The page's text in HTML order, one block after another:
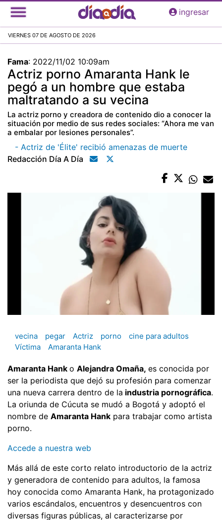
Pasar
al
principal
ingresar
VIERNES 07 DE AGOSTO DE 2026
Fama: 2022/11/02 10:09am
Actriz porno Amaranta Hank le
pegó a un hombre que estaba
maltratando a su vecina
La actriz porno y creadora de contenido dio a conocer la
situación por medio de sus redes sociales: “Ahora me van
a embalar por lesiones personales”.
- Actriz de 'Élite' recibió amenazas de muerte
Redacción Día A Día
vecina pegar Actriz porno
cine para adultos
Víctima
Amaranta Hank
Amaranta Hank o Alejandra Omaña, es conocida por
ser la periodista que dejó su profesión para comenzar
una nueva carrera dentro de la industria pornográfica.
La oriunda de Cúcuta se mudó a Bogotá y adoptó el
nombre de Amaranta Hank para trabajar como artista
porno.
Accede a nuestra web
Más allá de este corto relato introductorio de la actriz
y generadora de contenido para adultos, la famosa
hoy conocida como Amaranta Hank, ha protagonizado
varios escándalos, encuentros y desencuentros con
diversas figuras públicas, al caracterizarse por